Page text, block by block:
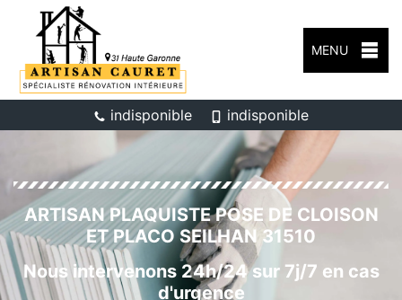
MENU
indisponible indisponible
ARTISAN PLAQUISTE POSE DE CLOISON
ET PLACO SEILHAN 31510
Nous intervenons 24h/24 sur 7j/7 en cas
d'urgence